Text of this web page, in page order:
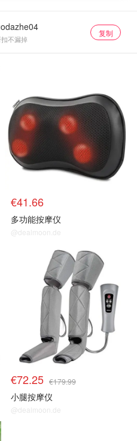
不漏掉
复制
€41.66
多功能按摩仪
@dealmoon.de
€72.25 €179.99
小腿按摩仪
@dealmoon.de